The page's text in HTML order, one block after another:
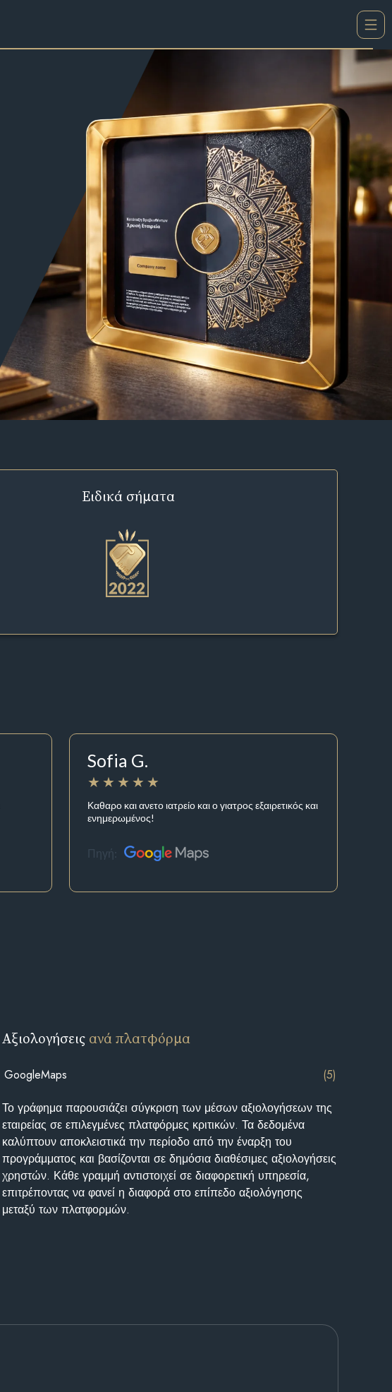
Ειδικά σήματα
Sofia G.
Καθαρο και ανετο ιατρείο και ο γιατρος εξαιρετικός και
ενημερωμένος!
Πηγή:
Αξιολογήσεις ανά πλατφόρμα
GoogleMaps (5)
Το γράφημα παρουσιάζει σύγκριση των μέσων αξιολογήσεων της
εταιρείας σε επιλεγμένες πλατφόρμες κριτικών. Τα δεδομένα
καλύπτουν αποκλειστικά την περίοδο από την έναρξη του
προγράμματος και βασίζονται σε δημόσια διαθέσιμες αξιολογήσεις
χρηστών. Κάθε γραμμή αντιστοιχεί σε διαφορετική υπηρεσία,
επιτρέποντας να φανεί η διαφορά στο επίπεδο αξιολόγησης
μεταξύ των πλατφορμών.